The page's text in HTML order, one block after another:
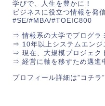
学びで、人生を豊かに！
ビジネスに役立つ情報を発
#SE/#MBA/#TOEIC800
⇒ 情報系の大学でプログラ
⇒ 10年以上システムエンジ
⇒ 現在、大規模プロジェク
⇒ 経営に軸を移すため邁進
プロフィール詳細は”コチラ”